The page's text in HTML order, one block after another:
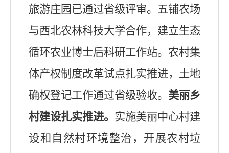
旅游庄园已通过省级评审。 五铺农场
与西北农林科技大学合作， 建立生态
循环农业博士后科研工作站。 农村集
体产权制度改革试点扎实推进，土地
确权登记工作通过省级验收。 美丽乡
村建设扎实推进。 实施美丽中心村建
设和自然村环境整治，开展农村垃